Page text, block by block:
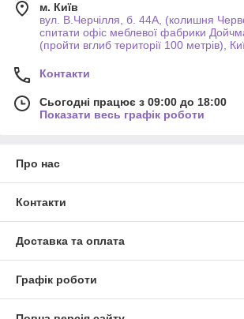
м. Київ
вул. В.Черчілля, б. 44А, (колишня
спитати офіс меблевої фабрики
(пройти вглиб території 100 метрів),
Контакти
Сьогодні працює з 09:00 до 18:00
Показати весь графік роботи
Про нас
Контакти
Доставка та оплата
Графік роботи